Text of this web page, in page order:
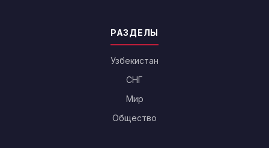
РАЗДЕЛЫ
Узбекистан
СНГ
Мир
Общество